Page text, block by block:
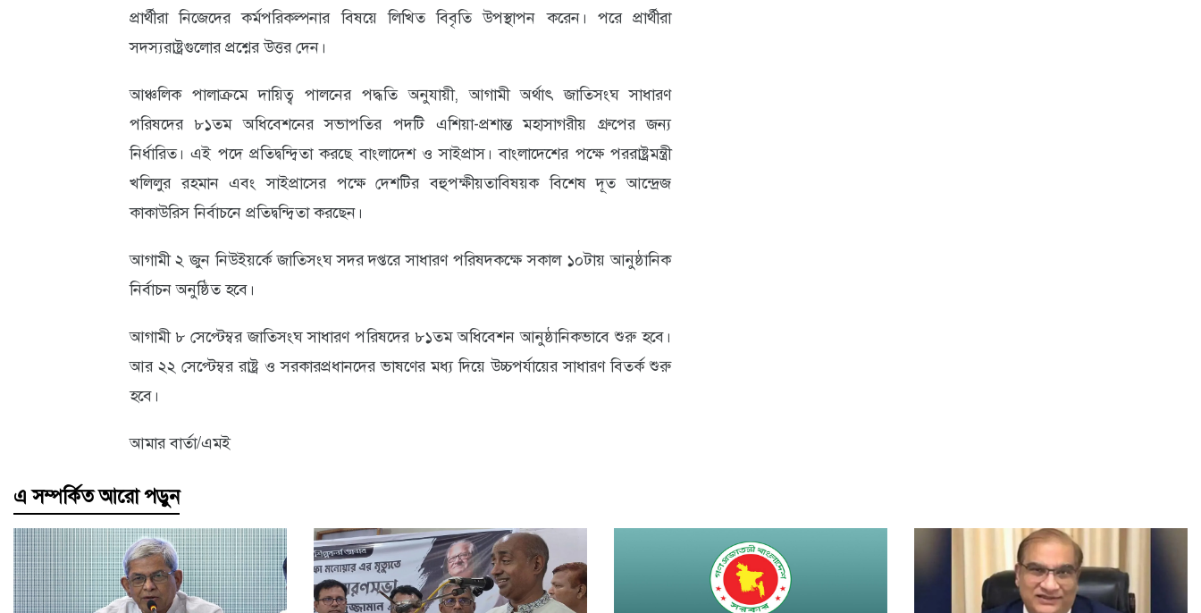
প্রার্থীরা নিজেদের কর্মপরিকল্পনার বিষয়ে লিখিত বিবৃতি উপস্থাপন করেন। পরে প্রার্থীরা
সদস্যরাষ্ট্রগুলোর প্রশ্নের উত্তর দেন।
আঞ্চলিক পালাক্রমে দায়িত্ব পালনের পদ্ধতি অনুযায়ী, আগামী অর্থাৎ জাতিসংঘ সাধারণ
পরিষদের ৮১তম অধিবেশনের সভাপতির পদটি এশিয়া-প্রশান্ত মহাসাগরীয় গ্রুপের জন্য
নির্ধারিত। এই পদে প্রতিদ্বন্দ্বিতা করছে বাংলাদেশ ও সাইপ্রাস। বাংলাদেশের পক্ষে পররাষ্ট্রমন্ত্রী
খলিলুর রহমান এবং সাইপ্রাসের পক্ষে দেশটির বহুপক্ষীয়তাবিষয়ক বিশেষ দূত আন্দ্রেজ
কাকাউরিস নির্বাচনে প্রতিদ্বন্দ্বিতা করছেন।
আগামী ২ জুন নিউইয়র্কে জাতিসংঘ সদর দপ্তরে সাধারণ পরিষদকক্ষে সকাল ১০টায় আনুষ্ঠানিক
নির্বাচন অনুষ্ঠিত হবে।
আগামী ৮ সেপ্টেম্বর জাতিসংঘ সাধারণ পরিষদের ৮১তম অধিবেশন আনুষ্ঠানিকভাবে শুরু হবে।
আর ২২ সেপ্টেম্বর রাষ্ট্র ও সরকারপ্রধানদের ভাষণের মধ্য দিয়ে উচ্চপর্যায়ের সাধারণ বিতর্ক শুরু
হবে।
আমার বার্তা/এমই
এ সম্পর্কিত আরো পড়ুন